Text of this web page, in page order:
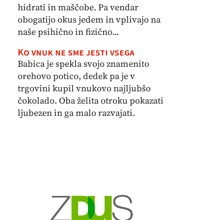
hidrati in maščobe. Pa vendar
obogatijo okus jedem in vplivajo na
naše psihično in fizično...
Ko vnuk ne sme jesti vsega
Babica je spekla svojo znamenito
orehovo potico, dedek pa je v
trgovini kupil vnukovo najljubšo
čokolado. Oba želita otroku pokazati
ljubezen in ga malo razvajati.